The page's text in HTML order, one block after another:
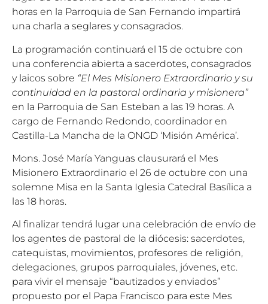
horas en la Parroquia de San Fernando impartirá
una charla a seglares y consagrados.
La programación continuará el 15 de octubre con
una conferencia abierta a sacerdotes, consagrados
y laicos sobre “El Mes Misionero Extraordinario y su
continuidad en la pastoral ordinaria y misionera”
en la Parroquia de San Esteban a las 19 horas. A
cargo de Fernando Redondo, coordinador en
Castilla-La Mancha de la ONGD ‘Misión América’.
Mons. José María Yanguas clausurará el Mes
Misionero Extraordinario el 26 de octubre con una
solemne Misa en la Santa Iglesia Catedral Basílica a
las 18 horas.
Al finalizar tendrá lugar una celebración de envío de
los agentes de pastoral de la diócesis: sacerdotes,
catequistas, movimientos, profesores de religión,
delegaciones, grupos parroquiales, jóvenes, etc.
para vivir el mensaje “bautizados y enviados”
propuesto por el Papa Francisco para este Mes